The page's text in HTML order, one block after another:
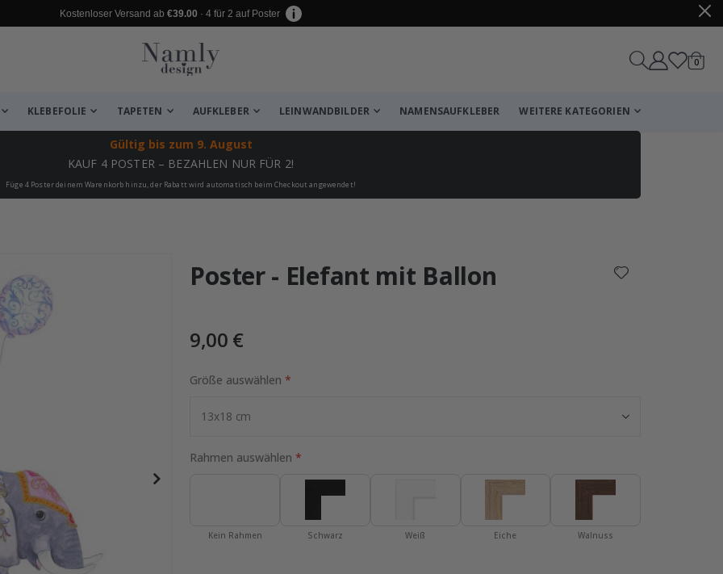
Kostenloser Versand ab €39.00 · 4 für 2 auf Poster
Wagen
0
KLEBEFOLIE TAPETEN AUFKLEBER LEINWANDBILDER NAMENSAUFKLEBER WEITERE KATEGORIEN
Gültig bis zum 9. August
KAUF 4 POSTER – BEZAHLEN NUR FÜR 2!
Füge 4 Poster deinem Warenkorb hinzu, der Rabatt wird automatisch beim Checkout angewendet!
Poster - Elefant mit Ballon
9,00 €
Größe auswählen
Rahmen auswählen
Kein Rahmen Schwarz Weiß Eiche Walnuss